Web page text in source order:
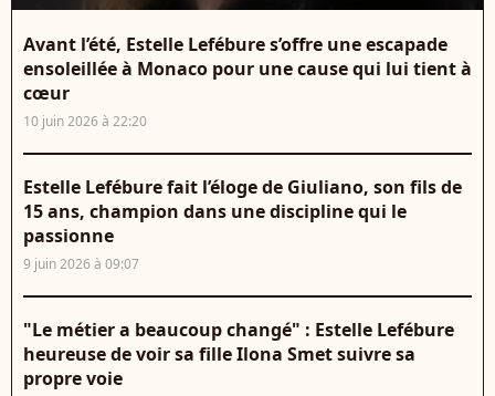
Avant l’été, Estelle Lefébure s’offre une escapade
ensoleillée à Monaco pour une cause qui lui tient à
cœur
10 juin 2026 à 22:20
Estelle Lefébure fait l’éloge de Giuliano, son fils de
15 ans, champion dans une discipline qui le
passionne
9 juin 2026 à 09:07
"Le métier a beaucoup changé" : Estelle Lefébure
heureuse de voir sa fille Ilona Smet suivre sa
propre voie